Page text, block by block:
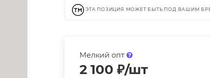
ЭТА ПОЗИЦИЯ МОЖЕТ БЫТЬ ПОД ВАШИМ
Мелкий опт
2 100 ₽/шт